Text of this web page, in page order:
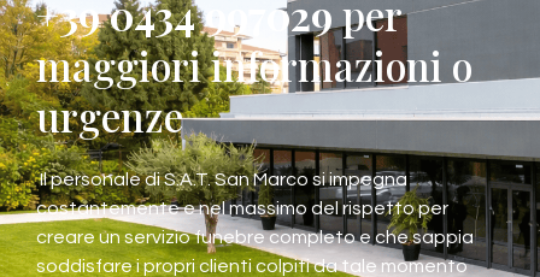
+39 0434 997029per
maggiori informazioni o
urgenze
Il personale di S.A.T. San Marco si impegna
costantemente e nel massimo del rispetto per
creare un servizio funebre completo e che sappia
soddisfare i propri clienti colpiti da tale momento